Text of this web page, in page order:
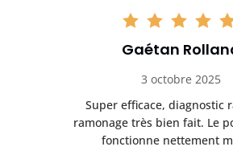
Gaétan
3 octobre 2025
Super efficace, diagnostic
ramonage très bien fait. Le
fonctionne nettement